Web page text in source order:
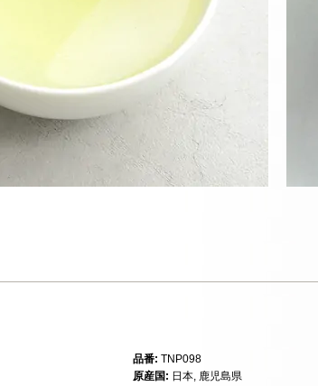
品番: TNP098
原産国: 日本, 鹿児島県